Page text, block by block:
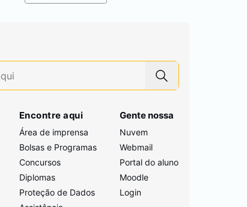
Encontre aqui
Área de imprensa
Bolsas e Programas
Concursos
Diplomas
Proteção de Dados
Gente nossa
Nuvem
Webmail
Portal do aluno
Moodle
Login